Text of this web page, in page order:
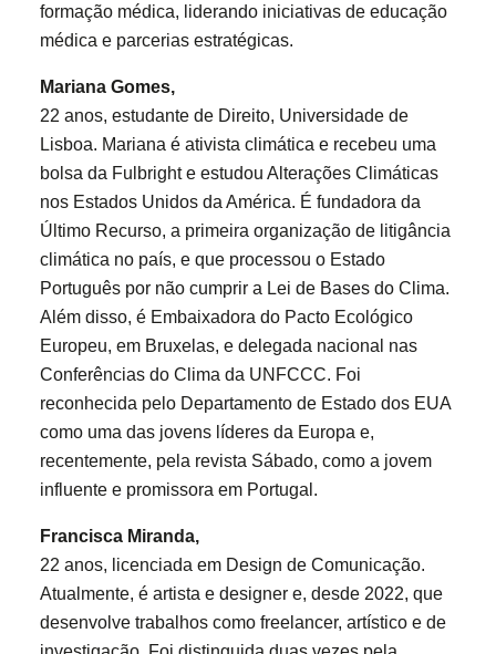
formação médica, liderando iniciativas de educação
médica e parcerias estratégicas.
Mariana Gomes,
22 anos, estudante de Direito, Universidade de
Lisboa. Mariana é ativista climática e recebeu uma
bolsa da Fulbright e estudou Alterações Climáticas
nos Estados Unidos da América. É fundadora da
Último Recurso, a primeira organização de litigância
climática no país, e que processou o Estado
Português por não cumprir a Lei de Bases do Clima.
Além disso, é Embaixadora do Pacto Ecológico
Europeu, em Bruxelas, e delegada nacional nas
Conferências do Clima da UNFCCC. Foi
reconhecida pelo Departamento de Estado dos EUA
como uma das jovens líderes da Europa e,
recentemente, pela revista Sábado, como a jovem
influente e promissora em Portugal.
Francisca Miranda,
22 anos, licenciada em Design de Comunicação.
Atualmente, é artista e designer e, desde 2022, que
desenvolve trabalhos como freelancer, artístico e de